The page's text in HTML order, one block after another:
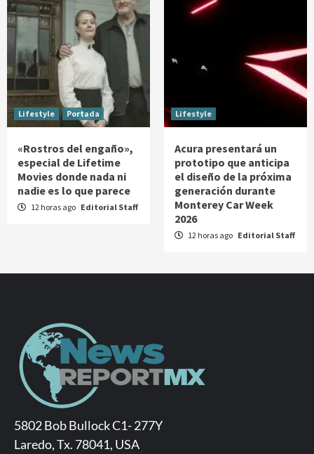
Lifestyle Portada
«Rostros del engaño»,
especial de Lifetime
Movies donde nada ni
nadie es lo que parece
12 horas ago Editorial Staff
Lifestyle
Acura presentará un
prototipo que anticipa
el diseño de la próxima
generación durante
Monterey Car Week
2026
12 horas ago Editorial Staff
5802 Bob Bullock C1- 277Y
Laredo, Tx. 78041, USA